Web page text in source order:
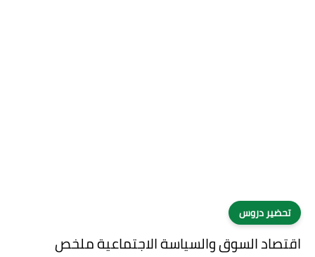
تحضير دروس
اقتصاد السوق والسياسة الاجتماعية ملخص